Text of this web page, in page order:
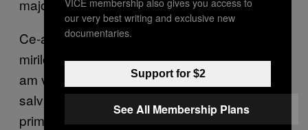
majoritatea știau ce s-a întâmplat.
Ce-a fost interesant e că nu au făcut dansul
mirilor. De 14 ani de când fac meseria asta nu
am văzut niciodată așa ceva. Când a venit
salvarea, am luat microfonul și am zis că
primul dans va fi al invitaților. L-am încurajat
our very best writing and exclusive new
documentaries.
Support for $2
See All Membership Plans